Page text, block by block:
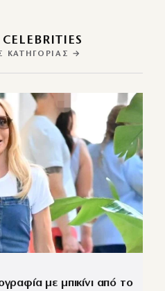
ΚΑΤΗΓΟΡΊΑΣ →
με μπικίνι από το